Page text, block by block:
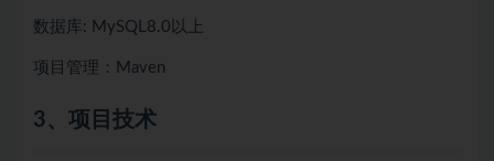
数据库: MySQL8.0以上
项目管理：Maven
3、项目技术